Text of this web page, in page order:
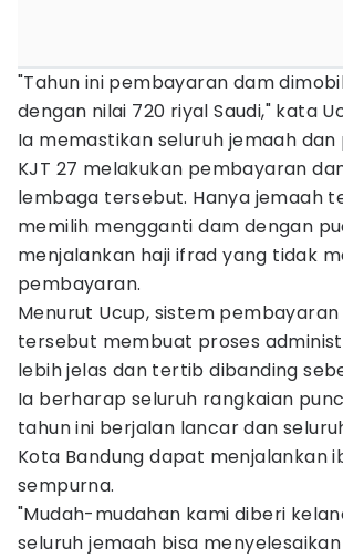
"Tahun ini pembayaran dam
dengan nilai 720 riyal Saudi," kata
Ia memastikan seluruh jemaah
KJT 27 melakukan pembayaran
lembaga tersebut. Hanya jemaah
memilih mengganti dam dengan
menjalankan haji ifrad yang tidak
pembayaran.
Menurut Ucup, sistem
tersebut membuat proses
lebih jelas dan tertib dibanding
Ia berharap seluruh rangkaian
tahun ini berjalan lancar dan
Kota Bandung dapat menjalankan
sempurna.
"Mudah-mudahan kami diberi
seluruh jemaah bisa